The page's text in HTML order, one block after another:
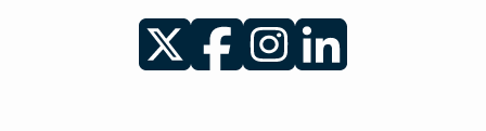
Twitter FacebookInstagramLinkedIn